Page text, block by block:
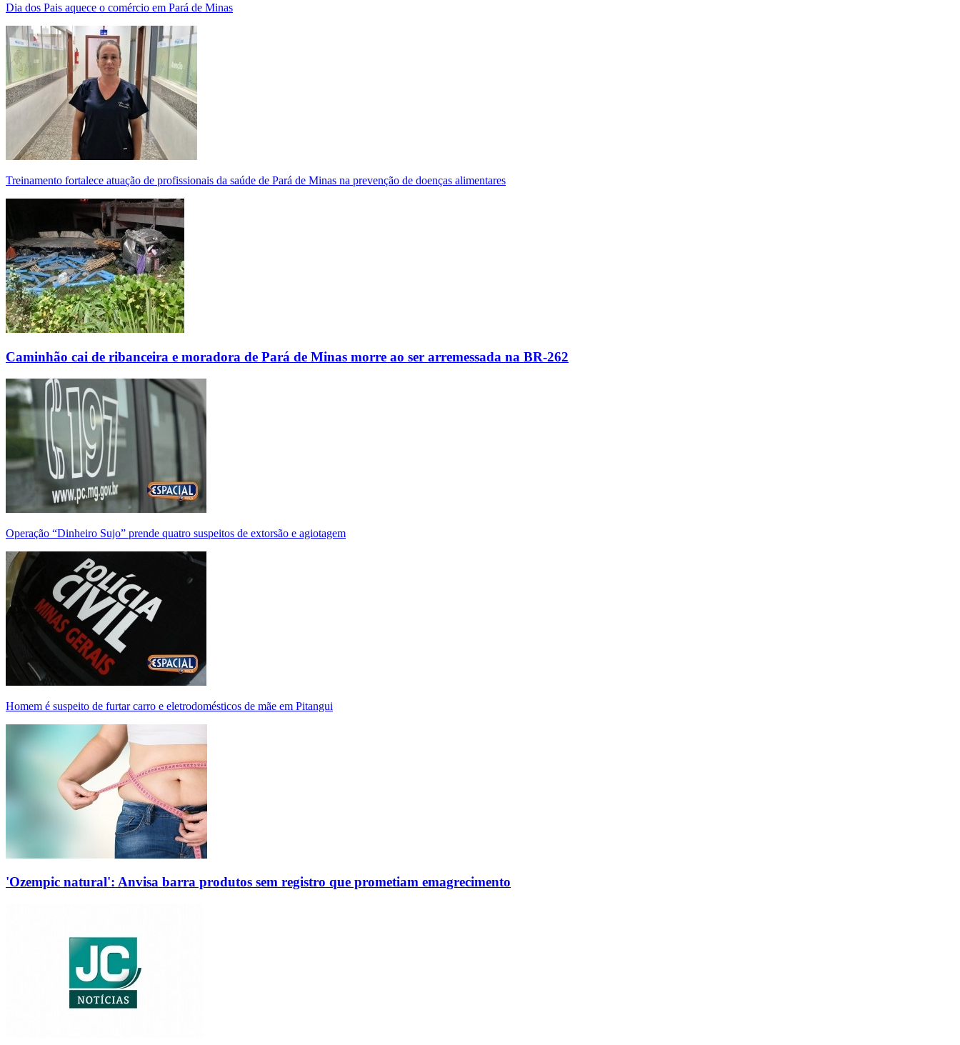
Dia dos Pais aquece o comércio em Pará de Minas
Treinamento fortalece atuação de profissionais da saúde de Pará de Minas na prevenção de doenças alimentares
Caminhão cai de ribanceira e moradora de Pará de Minas morre ao ser arremessada na BR-262
Operação “Dinheiro Sujo” prende quatro suspeitos de extorsão e agiotagem
Homem é suspeito de furtar carro e eletrodomésticos de mãe em Pitangui
'Ozempic natural': Anvisa barra produtos sem registro que prometiam emagrecimento